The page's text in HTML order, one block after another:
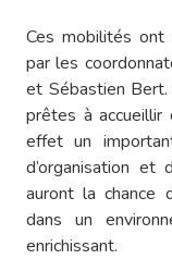
Ces mobilités
par les
et Sébastien Bert.
prêtes à accueillir
effet un
d’organisation et
auront la chance
dans un
enrichissant.